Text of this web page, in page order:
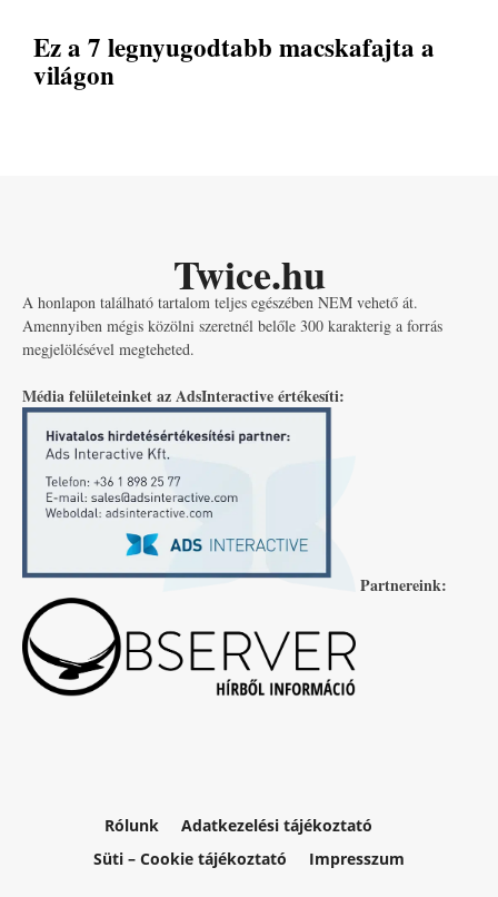
Ez a 7 legnyugodtabb macskafajta a
világon
Twice.hu
A honlapon található tartalom teljes egészében NEM vehető át.
Amennyiben mégis közölni szeretnél belőle 300 karakterig a forrás
megjelölésével megteheted.
Média felületeinket az AdsInteractive értékesíti:
Partnereink:
Rólunk
Adatkezelési tájékoztató
Süti – Cookie tájékoztató
Impresszum